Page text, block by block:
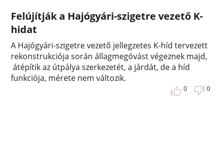
Felújítják a Hajógyári-szigetre vezető K-
hidat
A Hajógyári-szigetre vezető jellegzetes K-híd tervezett
rekonstrukciója során állagmegóvást végeznek majd,
átépítik az útpálya szerkezetét, a járdát, de a híd
funkciója, mérete nem változik.
0 0